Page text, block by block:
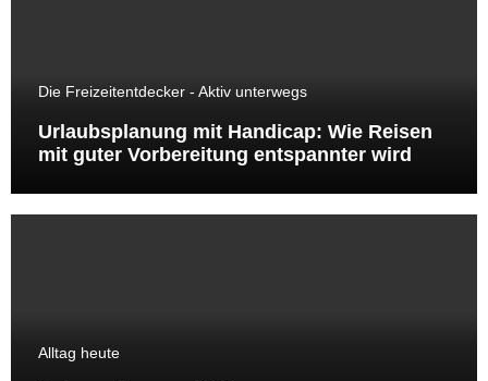
Die Freizeitentdecker - Aktiv unterwegs
Urlaubsplanung mit Handicap: Wie Reisen
mit guter Vorbereitung entspannter wird
Alltag heute